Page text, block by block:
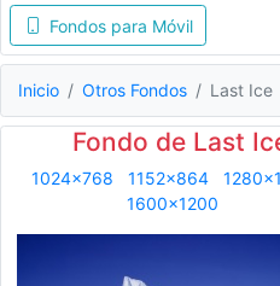
Fondos para Móvil
Inicio Otros Fondos Last Ice
Fondo de Last
1024x768 1152x864
1600x1200